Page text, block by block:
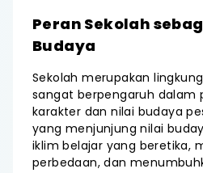
Peran Sekolah
Budaya
Sekolah merupakan
sangat berpengaruh dalam
karakter dan nilai budaya
yang menjunjung nilai
iklim belajar yang beretika,
perbedaan, dan